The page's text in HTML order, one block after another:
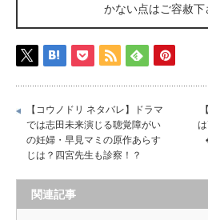
かない点はご容赦下
【コウノドリ ネタバレ】ドラマ
では志田未来演じる聴覚障がい
の妊婦・早見マミの原作あらす
じは？四宮先生も診察！？
関連記事